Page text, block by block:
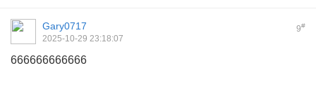
9#
Gary0717
2025-10-29 23:18:07
666666666666